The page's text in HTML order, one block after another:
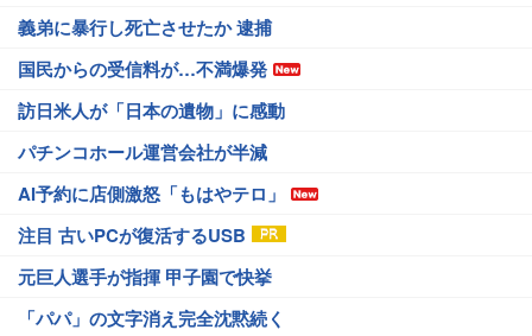
義弟に暴行し死亡させたか 逮捕
国民からの受信料が…不満爆発
訪日米人が「日本の遺物」に感動
パチンコホール運営会社が半減
AI予約に店側激怒「もはやテロ」
注目 古いPCが復活するUSB
元巨人選手が指揮 甲子園で快挙
「パパ」の文字消え完全沈黙続く